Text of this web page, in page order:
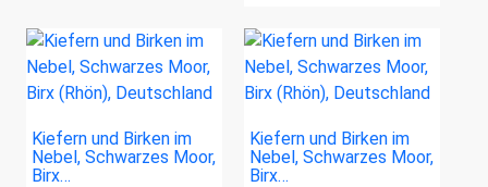
Kiefern und Birken im
Nebel, Schwarzes Moor,
Birx…
Kiefern und Birken im
Nebel, Schwarzes Moor,
Birx…